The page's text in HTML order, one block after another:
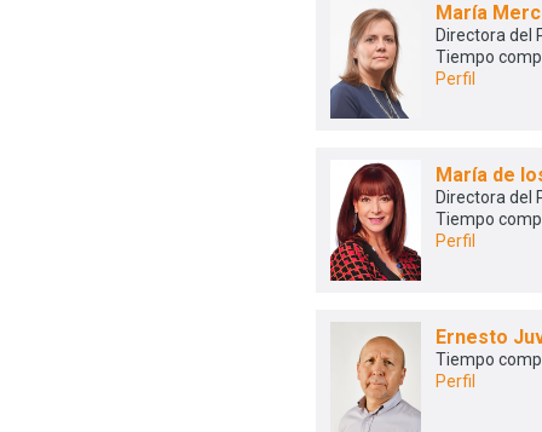
María
Directora del
Tiempo
Perfil
María de
Directora del
Tiempo
Perfil
Ernesto
Tiempo
Perfil